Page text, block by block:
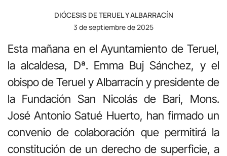
DIÓCESIS DE TERUEL Y ALBARRACÍN
3 de septiembre de 2025
Esta mañana en el Ayuntamiento de Teruel,
la alcaldesa, Dª. Emma Buj Sánchez, y el
obispo de Teruel y Albarracín y presidente de
la Fundación San Nicolás de Bari, Mons.
José Antonio Satué Huerto, han firmado un
convenio de colaboración que permitirá la
constitución de un derecho de superficie, a